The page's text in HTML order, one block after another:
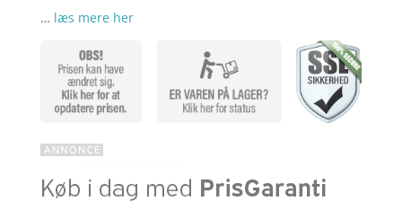
pris
var:
kr.
aktuelle
pris
er:
… læs mere her